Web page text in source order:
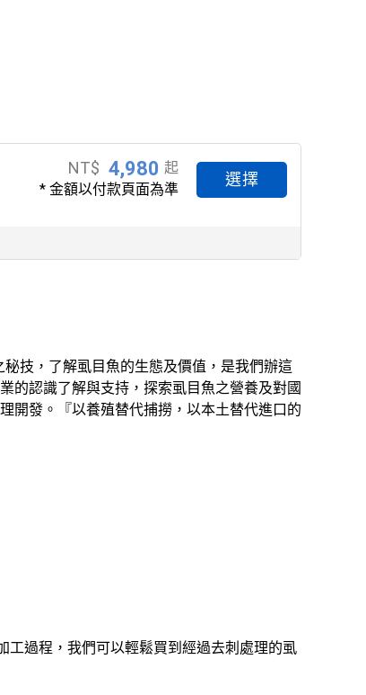
NT$ 4,980 起
* 金額以付款頁面為準
選擇
技，了解虱目魚的生態及價值，是我們辦這
的認識了解與支持，探索虱目魚之營養及對國
開發。『以養殖替代捕撈，以本⼟替代進⼝的
工過程，我們可以輕鬆買到經過去刺處理的虱